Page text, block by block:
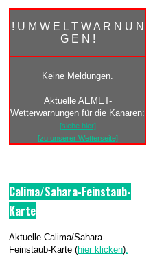
! U M W E L T W A R N U N
G E N !
Keine Meldungen.
Aktuelle AEMET-
Wetterwarnungen für die Kanaren:
[siehe hier]
[zu unserer Wetterseite]
Calima/Sahara-Feinstaub-
Karte
Aktuelle Calima/Sahara-
Feinstaub-Karte (hier klicken):